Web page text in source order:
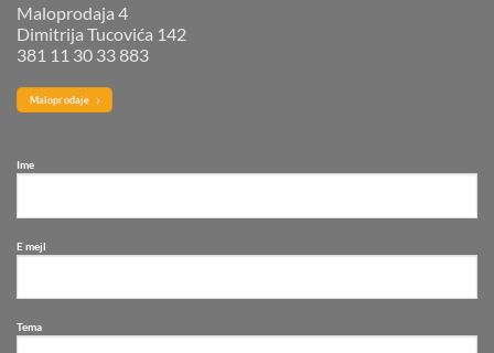
Maloprodaja 4
Dimitrija Tucovića 142
381 11 30 33 883
Maloprodaje
Ime
E mejl
Tema